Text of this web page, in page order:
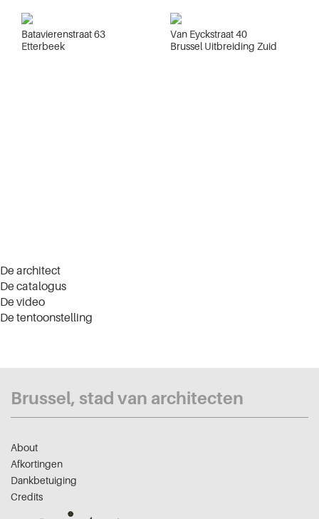
Batavierenstraat 63
Etterbeek
Van Eyckstraat 40
Brussel Uitbreiding Zuid
De architect
De catalogus
De video
De tentoonstelling
Brussel, stad van architecten
About
Afkortingen
Dankbetuiging
Credits